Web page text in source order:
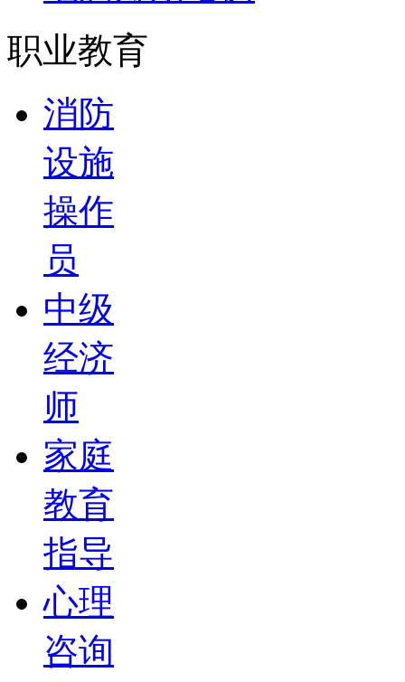
职业教育
消防
设施
操作
员
中级
经济
师
家庭
教育
指导
心理
咨询